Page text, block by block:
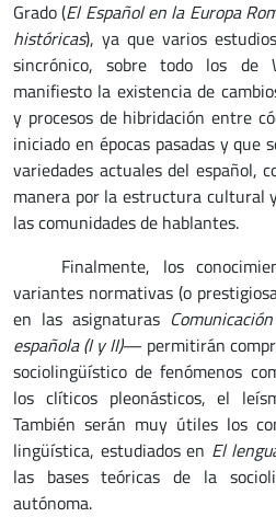
Grado (El Español en la Europa
históricas), ya que varios
sincrónico, sobre todo los de
manifiesto la existencia de
y procesos de hibridación entre
iniciado en épocas pasadas y que
variedades actuales del español,
manera por la estructura cultural
las comunidades de hablantes.
Finalmente, los
variantes normativas (o
en las asignaturas
española (I y II)— permitirán
sociolingüístico de fenómenos
los clíticos pleonásticos, el
También serán muy útiles los
lingüística, estudiados en El
las bases teóricas de la
autónoma.